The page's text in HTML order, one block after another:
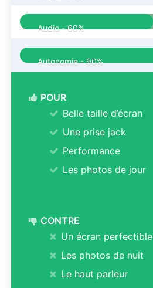
Audio -60%
Autonomie -90%
POUR
Belle taille d’écran
Une prise jack
Performance
Les photos de jour
CONTRE
Un écran perfectible
Les photos de nuit
Le haut parleur